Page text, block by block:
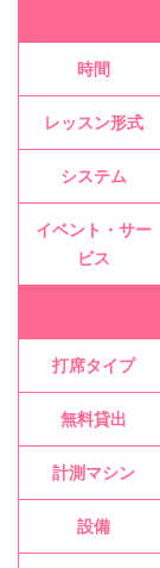
時間
レッスン形式
システム
イベント・サー
ビス
打席タイプ
無料貸出
計測マシン
設備